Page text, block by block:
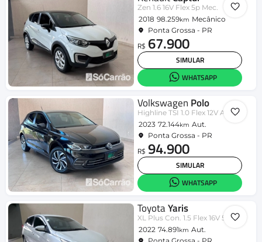
Zen 1.6 16V Flex 5p Mec.
2018 98.259km Mecânico
Ponta Grossa - PR
R$ 67.900
SIMULAR
WHATSAPP
Volkswagen Polo
Highline TSI 1.0 Flex 12V Aut.
2023 72.144km Aut.
Ponta Grossa - PR
R$ 94.900
SIMULAR
WHATSAPP
ToyotaYaris
XL Plus Con. 1.5 Flex 16V 5p Aut.
2022 74.891km Aut.